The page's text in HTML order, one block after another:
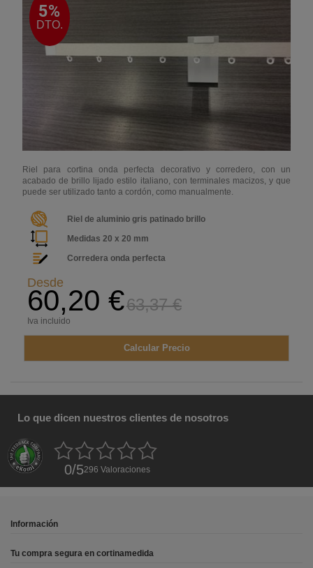
5%
DTO.
Riel para cortina onda perfecta decorativo y corredero, con un
acabado de brillo lijado estilo italiano, con terminales macizos, y que
puede ser utilizado tanto a cordón, como manualmente.
Riel de aluminio gris patinado brillo
Medidas 20 x 20 mm
Corredera onda perfecta
Desde
60,20 €63,37 €
Iva incluido
Calcular Precio
Lo que dicen nuestros clientes de nosotros
0/5296 Valoraciones
Información
Tu compra segura en cortinamedida